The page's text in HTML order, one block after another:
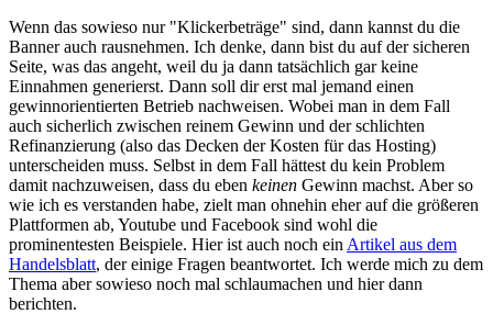
Wenn das sowieso nur "Klickerbeträge" sind, dann kannst du die
Banner auch rausnehmen. Ich denke, dann bist du auf der sicheren
Seite, was das angeht, weil du ja dann tatsächlich gar keine
Einnahmen generierst. Dann soll dir erst mal jemand einen
gewinnorientierten Betrieb nachweisen. Wobei man in dem Fall
auch sicherlich zwischen reinem Gewinn und der schlichten
Refinanzierung (also das Decken der Kosten für das Hosting)
unterscheiden muss. Selbst in dem Fall hättest du kein Problem
damit nachzuweisen, dass du eben keinen Gewinn machst. Aber so
wie ich es verstanden habe, zielt man ohnehin eher auf die größeren
Plattformen ab, Youtube und Facebook sind wohl die
prominentesten Beispiele. Hier ist auch noch ein Artikel aus dem
Handelsblatt, der einige Fragen beantwortet. Ich werde mich zu dem
Thema aber sowieso noch mal schlaumachen und hier dann
berichten.